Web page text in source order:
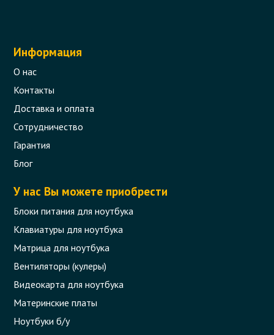
Информация
О нас
Контакты
Доставка и оплата
Сотрудничество
Гарантия
Блог
У нас Вы можете приобрести
Блоки питания для ноутбука
Клавиатуры для ноутбука
Матрица для ноутбука
Вентиляторы (кулеры)
Видеокарта для ноутбука
Материнские платы
Ноутбуки б/у